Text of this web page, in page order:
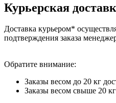
Курьерская
Доставка курьером*
подтверждения заказа
Обратите внимание:
Заказы весом до 20 кг
Заказы весом свыше 20